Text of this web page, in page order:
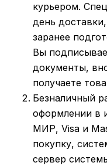
курьером.
день
заранее
Вы
документы,
получаете
Безналичный
оформлении в
МИР, Visa и
покупку,
сервер